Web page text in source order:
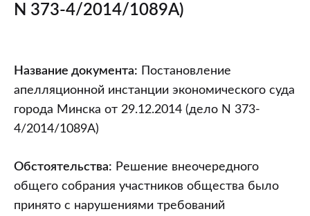
N 373-4/2014/1089А)
Постановление
апелляционной
инстанции
экономического
города
Минска
от
Название документа: Постановление
апелляционной инстанции экономического суда
города Минска от 29.12.2014 (дело N 373-
4/2014/1089А)
Обстоятельства: Решение внеочередного
общего собрания участников общества было
принято с нарушениями требований